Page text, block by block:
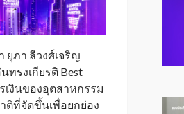
ยุภา ลีวงศ์เจริญ
ทรงเกียรติ Best
เงินของอุตสาหกรรม
ติที่จัดขึ้นเพื่อยกย่อง